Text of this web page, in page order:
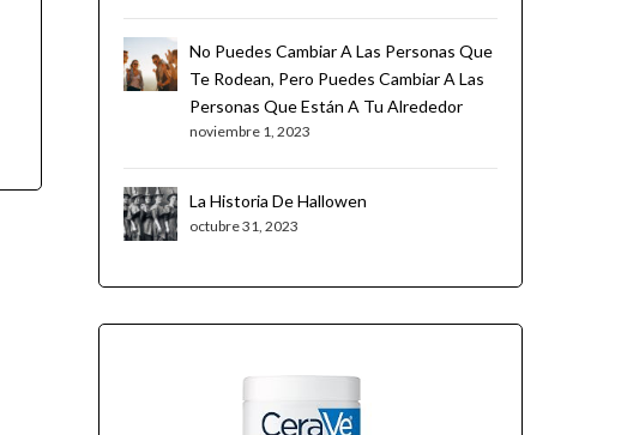
No Puedes Cambiar A Las Personas Que
Te Rodean, Pero Puedes Cambiar A Las
Personas Que Están A Tu Alrededor
noviembre 1, 2023
La Historia De Hallowen
octubre 31, 2023